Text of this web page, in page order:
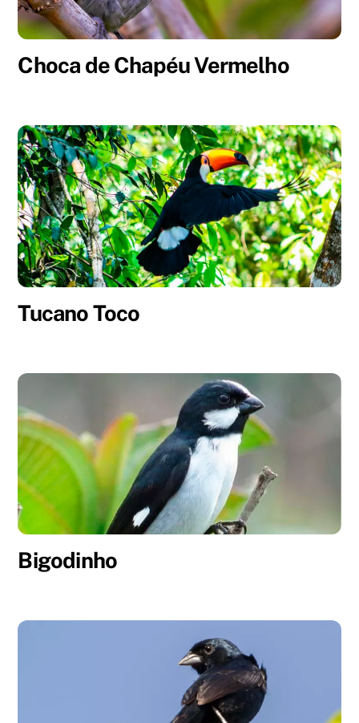
Choca de Chapéu Vermelho
Tucano Toco
Bigodinho